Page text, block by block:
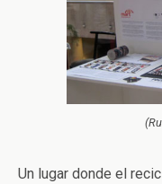
Un lugar donde el